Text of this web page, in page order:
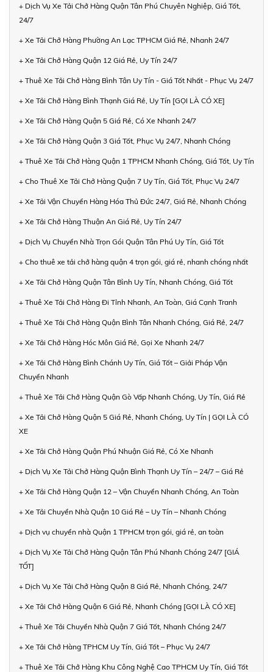
+ Dịch Vụ Xe Tải Chở Hàng Quận Tân Phú Chuyên Nghiệp, Giá Tốt,
24/7
+ Xe Tải Chở Hàng Phường An Lạc TPHCM Giá Rẻ, Nhanh 24/7
+ Xe Tải Chở Hàng Quận 12 Giá Rẻ, Uy Tín 24/7
+ Thuê Xe Tải Chở Hàng Bình Tân Uy Tín - Giá Tốt Nhất - Phục Vụ 24/7
+ Xe Tải Chở Hàng Bình Thạnh Giá Rẻ, Uy Tín [GỌI LÀ CÓ XE]
+ Xe Tải Chở Hàng Quận 5 Giá Rẻ, Có Xe Nhanh 24/7
+ Xe Tải Chở Hàng Quận 3 Giá Tốt, Phục Vụ 24/7, Nhanh Chóng
+ Thuê Xe Tải Chở Hàng Quận 1 TPHCM Nhanh Chóng, Giá Tốt, Uy Tín
+ Cho Thuê Xe Tải Chở Hàng Quận 7 Uy Tín, Giá Tốt, Phục Vụ 24/7
+ Xe Tải Vận Chuyển Hàng Hóa Thủ Đức 24/7, Giá Rẻ, Nhanh Chóng
+ Xe Tải Chở Hàng Thuận An Giá Rẻ, Uy Tín 24/7
+ Dịch Vụ Chuyển Nhà Trọn Gói Quận Tân Phú Uy Tín, Giá Tốt
+ Cho thuê xe tải chở hàng quận 4 trọn gói, giá rẻ, nhanh chóng nhất
+ Xe Tải Chở Hàng Quận Tân Bình Uy Tín, Nhanh Chóng, Giá Tốt
+ Thuê Xe Tải Chở Hàng Đi Tỉnh Nhanh, An Toàn, Giá Cạnh Tranh
+ Thuê Xe Tải Chở Hàng Quận Bình Tân Nhanh Chóng, Giá Rẻ, 24/7
+ Xe Tải Chở Hàng Hóc Môn Giá Rẻ, Gọi Xe Nhanh 24/7
+ Xe Tải Chở Hàng Bình Chánh Uy Tín, Giá Tốt – Giải Pháp Vận
Chuyển Nhanh
+ Thuê Xe Tải Chở Hàng Quận Gò Vấp Nhanh Chóng, Uy Tín, Giá Rẻ
+ Xe Tải Chở Hàng Quận 5 Giá Rẻ, Nhanh Chóng, Uy Tín | GỌI LÀ CÓ
XE
+ Xe Tải Chở Hàng Quận Phú Nhuận Giá Rẻ, Có Xe Nhanh
+ Dịch Vụ Xe Tải Chở Hàng Quận Bình Thạnh Uy Tín – 24/7 – Giá Rẻ
+ Xe Tải Chở Hàng Quận 12 – Vận Chuyển Nhanh Chóng, An Toàn
+ Xe Tải Chuyển Nhà Quận 10 Giá Rẻ – Uy Tín – Nhanh Chóng
+ Dịch vụ chuyển nhà Quận 1 TPHCM trọn gói, giá rẻ, an toàn
+ Dịch Vụ Xe Tải Chở Hàng Quận Tân Phú Nhanh Chóng 24/7 [GIÁ
TỐT]
+ Dịch Vụ Xe Tải Chở Hàng Quận 8 Giá Rẻ, Nhanh Chóng, 24/7
+ Xe Tải Chở Hàng Quận 6 Giá Rẻ, Nhanh Chóng [GỌI LÀ CÓ XE]
+ Thuê Xe Tải Chuyển Nhà Quận 7 Giá Tốt, Nhanh Chóng 24/7
+ Xe Tải Chở Hàng TPHCM Uy Tín, Giá Tốt – Phục Vụ 24/7
+ Thuê Xe Tải Chở Hàng Khu Công Nghệ Cao TPHCM Uy Tín, Giá Tốt